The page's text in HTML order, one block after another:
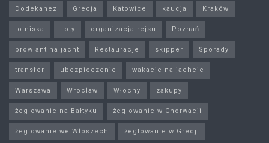
Dodekanez Grecja Katowice kaucja Kraków
lotniska Loty organizacja rejsu Poznań
prowiant na jacht Restauracje skipper Sporady
transfer ubezpieczenie wakacje na jachcie
Warszawa Wrocław Włochy zakupy
żeglowanie na Bałtyku żeglowanie w Chorwacji
żeglowanie we Włoszech żeglowanie w Grecji